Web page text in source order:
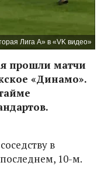
Лига А» в «VK видео»
прошли матчи
«Динамо».
в
10-м.